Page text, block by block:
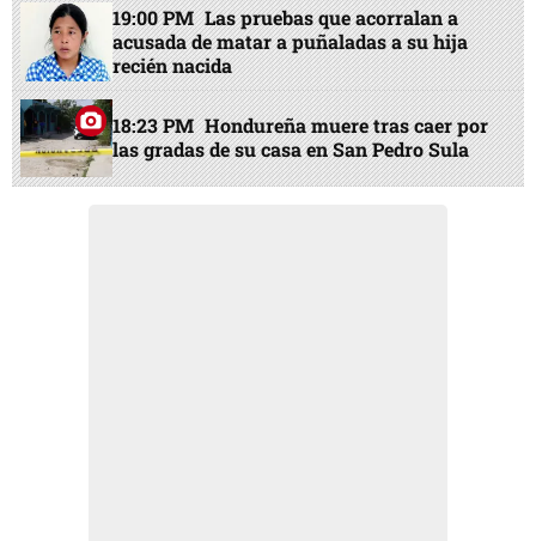
19:00 PM Las pruebas que acorralan a
acusada de matar a puñaladas a su hija
recién nacida
18:23 PM Hondureña muere tras caer por
las gradas de su casa en San Pedro Sula